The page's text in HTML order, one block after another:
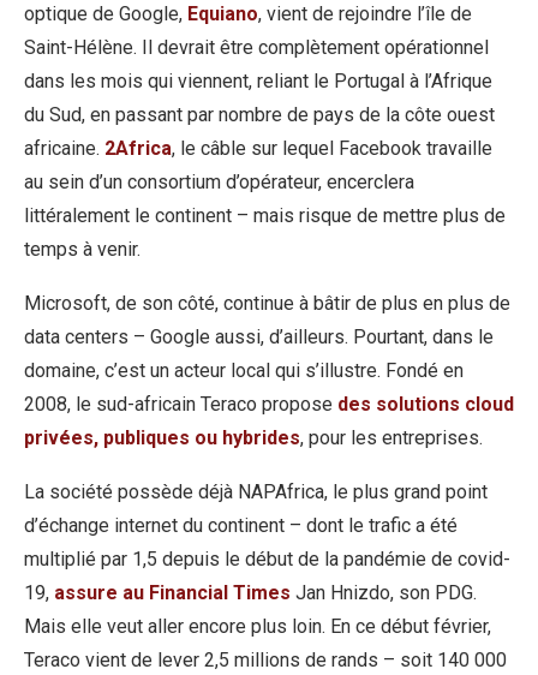
optique de Google, Equiano, vient de rejoindre l’île de
Saint-Hélène. Il devrait être complètement opérationnel
dans les mois qui viennent, reliant le Portugal à l’Afrique
du Sud, en passant par nombre de pays de la côte ouest
africaine. 2Africa, le câble sur lequel Facebook travaille
au sein d’un consortium d’opérateur, encerclera
littéralement le continent – mais risque de mettre plus de
temps à venir.
Microsoft, de son côté, continue à bâtir de plus en plus de
data centers – Google aussi, d’ailleurs. Pourtant, dans le
domaine, c’est un acteur local qui s’illustre. Fondé en
2008, le sud-africain Teraco propose des solutions cloud
privées, publiques ou hybrides, pour les entreprises.
La société possède déjà NAPAfrica, le plus grand point
d’échange internet du continent – dont le trafic a été
multiplié par 1,5 depuis le début de la pandémie de covid-
19, assure au Financial Times Jan Hnizdo, son PDG.
Mais elle veut aller encore plus loin. En ce début février,
Teraco vient de lever 2,5 millions de rands – soit 140 000